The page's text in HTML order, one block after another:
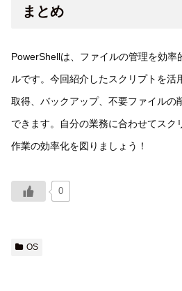
まとめ
PowerShellは、ファイルの管理を効率
ルです。今回紹介したスクリプトを活
取得、バックアップ、不要ファイルの
できます。自分の業務に合わせてスク
作業の効率化を図りましょう！
0
OS